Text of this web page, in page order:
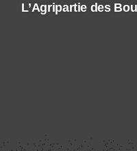
L’Agripartie des